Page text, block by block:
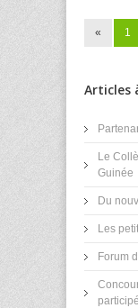
« 1
Articles
Le
Guinée
Du
Les
Forum
participé